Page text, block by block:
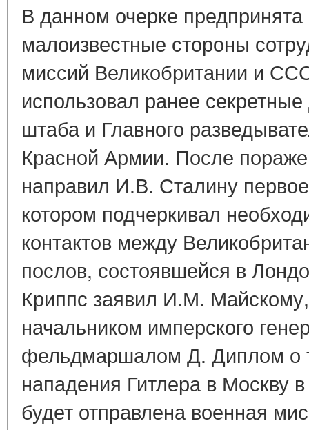
В данном очерке предпринята
малоизвестные стороны
миссий Великобритании и
использовал ранее
штаба и Главного
Красной Армии. После
направил И.В. Сталину
котором подчеркивал
контактов между
послов, состоявшейся в
Криппс заявил И.М.
начальником имперского
фельдмаршалом Д. Диплом о
нападения Гитлера в Москву
будет отправлена военная